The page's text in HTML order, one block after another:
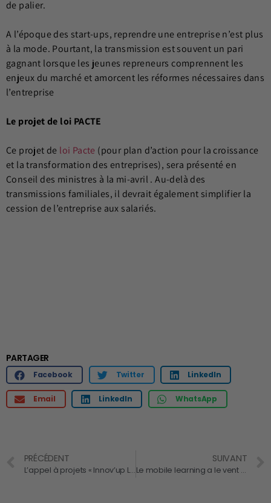
de palier.
A l’époque des start-ups, reprendre une entreprise n’est plus
à la mode. Pourtant, la transmission est souvent un pari
gagnant lorsque les jeunes repreneurs comprennent les
enjeux du marché et amorcent les réformes nécessaires dans
l’entreprise
Le projet de loi PACTE
Ce projet de loi Pacte (pour plan d’action pour la croissance
et la transformation des entreprises), sera présenté en
Conseil des ministres à la mi-avril . Au-delà des
transmissions familiales, il devrait également simplifier la
cession de l’entreprise aux salariés.
PARTAGER
Facebook Twitter LinkedIn
Email LinkedIn WhatsApp
PRÉCÉDENT
L’appel à projets « Innov’up Leader PIA » soutient l’innovation des PME et ETI
SUIVANT
Le mobile learning a le vent en poupe